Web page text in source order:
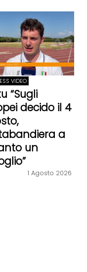
VIDEO
“Sugli
decido il 4
a
un
1 Agosto 2026